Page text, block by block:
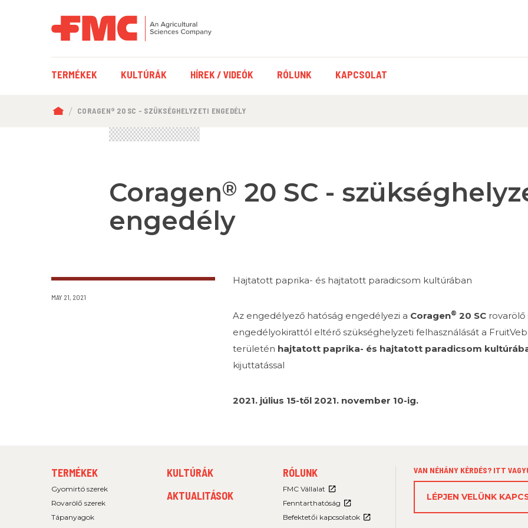
FŐ
TERMÉKEK KULTÚRÁK HÍREK / VIDEÓK RÓLUNK KAPCSOLAT
MORZSA
CORAGEN® 20 SC - SZÜKSÉGHELYZETI ENGEDÉLY
Coragen® 20 SC -
engedély
MAY 21, 2021
Hajtatott paprika- és hajtatott paradicsom kultúrában
Az engedélyező hatóság engedélyezi a Coragen® 20 SCrovarölő
engedélyokirattól eltérő szükséghelyzeti felhasználását a
területén hajtatott paprika- és hajtatott paradicsom
kijuttatással
2021. július 15-től 2021. november 10-ig.
FOOTER
MENU
TERMÉKEK
Gyomirtó szerek
Rovarölő szerek
Tápanyagok
FOOTER
MENU
KULTÚRÁK
AKTUALITÁSOK
FOOTER
MENU
RÓLUNK
FMC Vállalat
Fenntarthatóság
Befektetői kapcsolatok
VAN NÉHÁNY KÉRDÉS? ITT
LÉPJEN VELÜNK